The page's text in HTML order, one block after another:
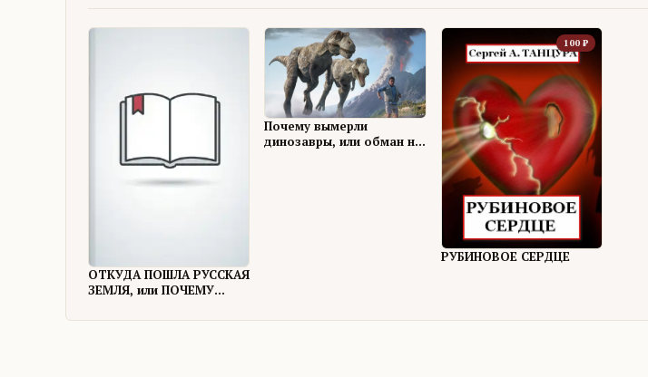
ОТКУДА ПОШЛА РУССКАЯ
ЗЕМЛЯ, или ПОЧЕМУ
РОССИИ
Почему вымерли
динозавры, или обман на
100₽
РУБИНОВОЕ СЕРДЦЕ